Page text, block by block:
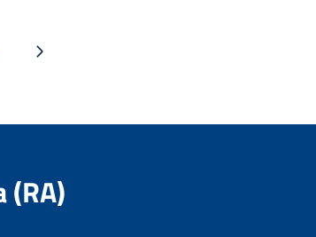
Pagina successiva
(RA)